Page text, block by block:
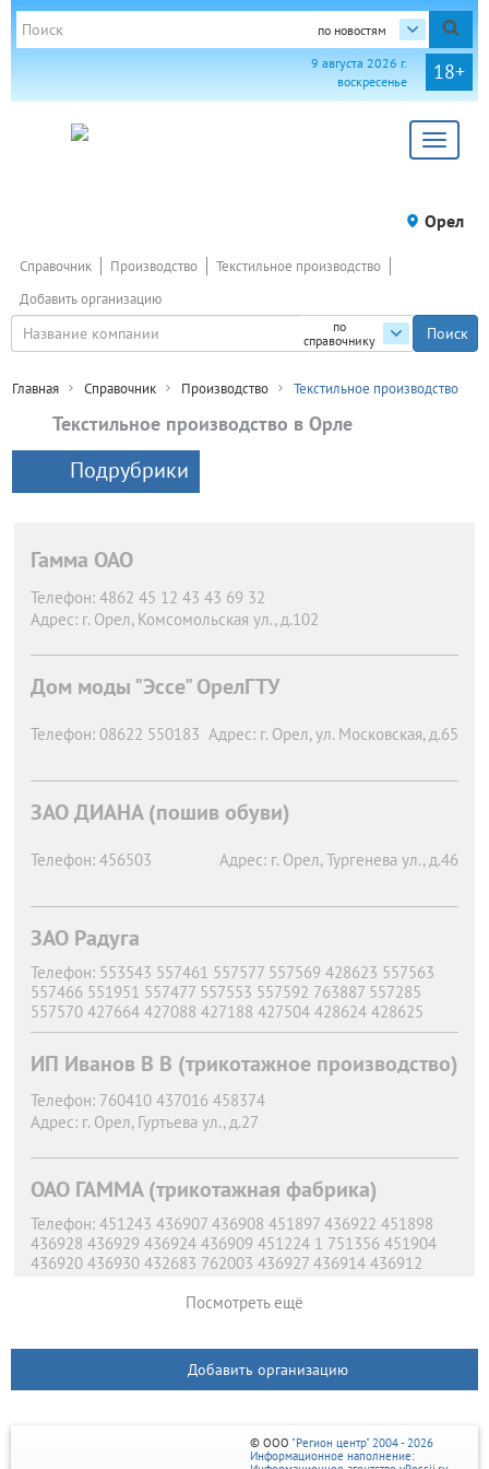
по новостям
18+
9 августа 2026 г.
воскресенье
Toggle
Орел
по
справочнику
Справочник Производство
Текстильное производство
Добавить организацию
Главная Справочник Производство Текстильное производство
Текстильное производство в Орле
Подрубрики
Гамма ОАО
Телефон: 4862 45 12 43 43 69 32
Адрес: г. Орел, Комсомольская ул., д.102
Дом моды "Эссе" ОрелГТУ
Телефон: 08622 550183 Адрес: г. Орел, ул. Московская, д.65
ЗАО ДИАНА (пошив обуви)
Телефон: 456503 Адрес: г. Орел, Тургенева ул., д.46
ЗАО Радуга
Телефон: 553543 557461 557577 557569 428623 557563
557466 551951 557477 557553 557592 763887 557285
557570 427664 427088 427188 427504 428624 428625
550013 553801 553909 554459 557288 557290 557470
557488 557548 557549 557551 557564 557566
Адрес: г. Орел, Дубровинского наб., д.60
ИП Иванов В В (трикотажное производство)
Телефон: 760410 437016 458374
Адрес: г. Орел, Гуртьева ул., д.27
ОАО ГАММА (трикотажная фабрика)
Телефон: 451243 436907 436908 451897 436922 451898
436928 436929 436924 436909 451224 1 751356 451904
436920 436930 432683 762003 436927 436914 436912
436925 436900 744144 436901 436902 436903 436932
Комсомольская ул., д.102
Посмотреть ещё
Добавить организацию
© ООО "Регион центр" 2004 - 2026
Информационное наполнение: